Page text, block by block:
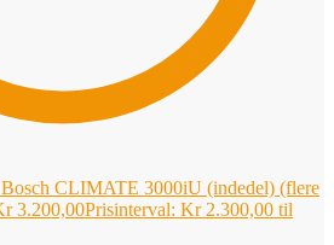
Bosch CLIMATE 3000iU (indedel) (flere
3.200,00Prisinterval: Kr 2.300,00 til